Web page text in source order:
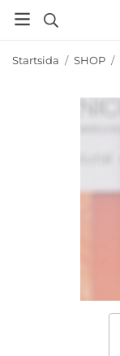
Startsida / SHOP /